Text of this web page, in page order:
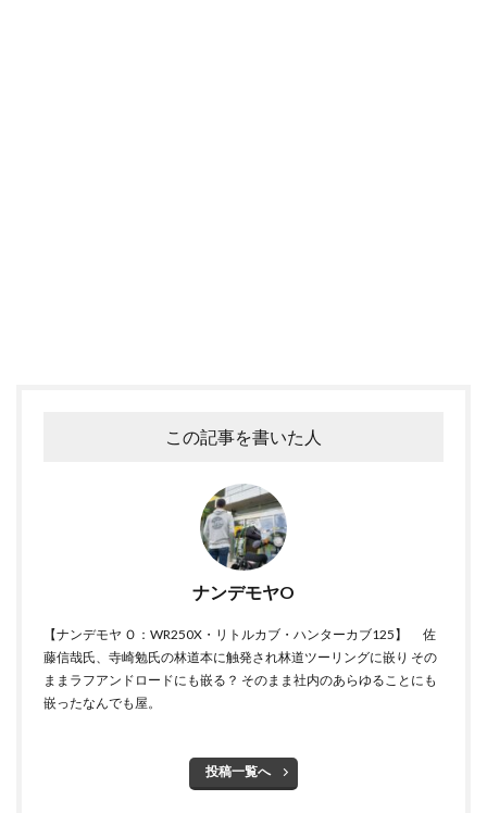
この記事を書いた人
ナンデモヤO
【ナンデモヤ Ｏ：WR250X・リトルカブ・ハンターカブ125】 佐
藤信哉氏、寺崎勉氏の林道本に触発され林道ツーリングに嵌り その
ままラフアンドロードにも嵌る？ そのまま社内のあらゆることにも
嵌ったなんでも屋。
投稿一覧へ